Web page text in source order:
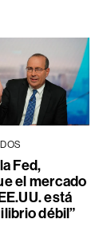
Fed,
el mercado
está
débil”